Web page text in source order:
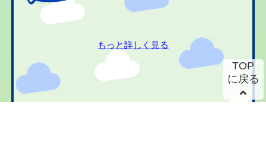
もっと詳しく見る
TOP
に戻る